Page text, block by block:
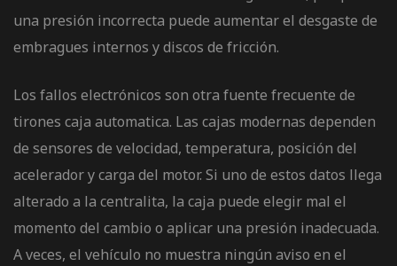
una presión incorrecta puede aumentar el desgaste de
embragues internos y discos de fricción.
Los fallos electrónicos son otra fuente frecuente de
tirones caja automatica. Las cajas modernas dependen
de sensores de velocidad, temperatura, posición del
acelerador y carga del motor. Si uno de estos datos llega
alterado a la centralita, la caja puede elegir mal el
momento del cambio o aplicar una presión inadecuada.
A veces, el vehículo no muestra ningún aviso en el